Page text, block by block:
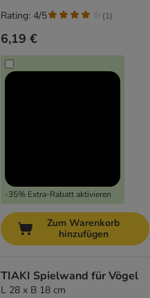
6,19 €
-35% Extra-Rabatt aktivieren
Rating: 4/5 (1)
Zum Warenkorb
hinzufügen
TIAKI Spielwand für Vögel
L 28 x B 18 cm